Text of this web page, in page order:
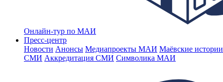
Онлайн-тур по МАИ
Пресс-центр
Новости Анонсы Медиапроекты МАИ Маёвские
СМИ Аккредитация СМИ Символика МАИ